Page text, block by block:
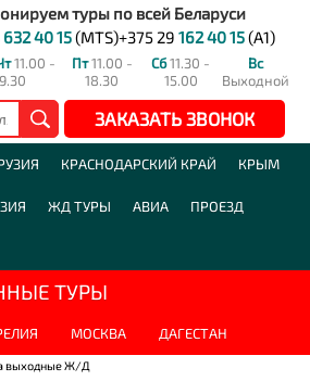
туры по всей Беларуси
632 40 15(MTS)+375 29 162 40 15(A1)
11.00 -
Пт11.00 -
18.30
Сб11.30 -
15.00
Вс
Выходной
ЗАКАЗАТЬ ЗВОНОК
КРАСНОДАРСКИЙ КРАЙ КРЫМ
ЖД ТУРЫ АВИА ПРОЕЗД
ТУРЫ
МОСКВА ДАГЕСТАН
выходные Ж/Д